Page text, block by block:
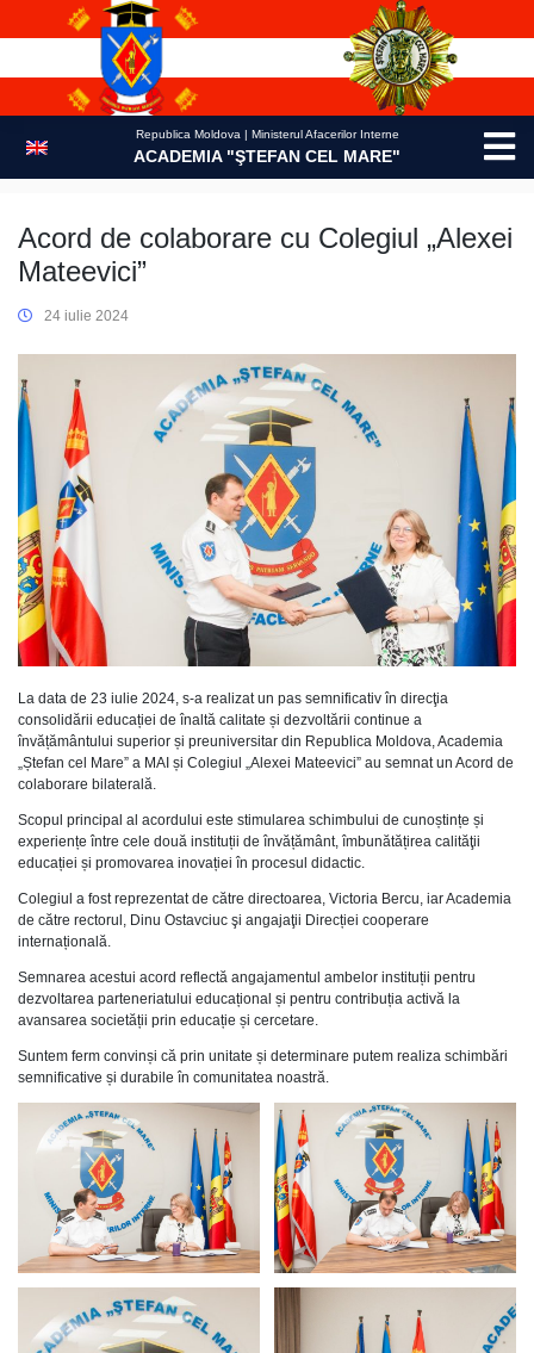
Republica Moldova | Ministerul Afacerilor Interne
ACADEMIA "ŞTEFAN CEL MARE"
Acord de colaborare cu Colegiul „Alexei
Mateevici”
24 iulie 2024
La data de 23 iulie 2024, s-a realizat un pas semnificativ în direcţia
consolidării educației de înaltă calitate și dezvoltării continue a
învățământului superior și preuniversitar din Republica Moldova, Academia
„Ștefan cel Mare” a MAI și Colegiul „Alexei Mateevici” au semnat un Acord de
colaborare bilaterală.
Scopul principal al acordului este stimularea schimbului de cunoștințe și
experiențe între cele două instituții de învățământ, îmbunătățirea calităţii
educației și promovarea inovației în procesul didactic.
Colegiul a fost reprezentat de către directoarea, Victoria Bercu, iar Academia
de către rectorul, Dinu Ostavciuc şi angajaţii Direcției cooperare
internațională.
Semnarea acestui acord reflectă angajamentul ambelor instituții pentru
dezvoltarea parteneriatului educațional și pentru contribuția activă la
avansarea societății prin educație și cercetare.
Suntem ferm convinși că prin unitate și determinare putem realiza schimbări
semnificative și durabile în comunitatea noastră.